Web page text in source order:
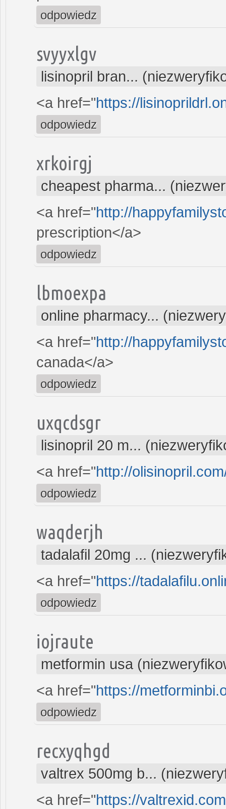
odpowiedz
svyyxlgv
lisinopril bran...
<a href="https://
odpowiedz
xrkoirgj
cheapest pharma...
<a href="http://
prescription</a>
odpowiedz
lbmoexpa
online pharmacy...
<a href="http://
canada</a>
odpowiedz
uxqcdsgr
lisinopril 20 m...
<a href="http://
odpowiedz
waqderjh
tadalafil 20mg ...
<a href="https://
odpowiedz
iojraute
metformin usa
<a href="https://
odpowiedz
recxyqhgd
valtrex 500mg b...
<a href="https://